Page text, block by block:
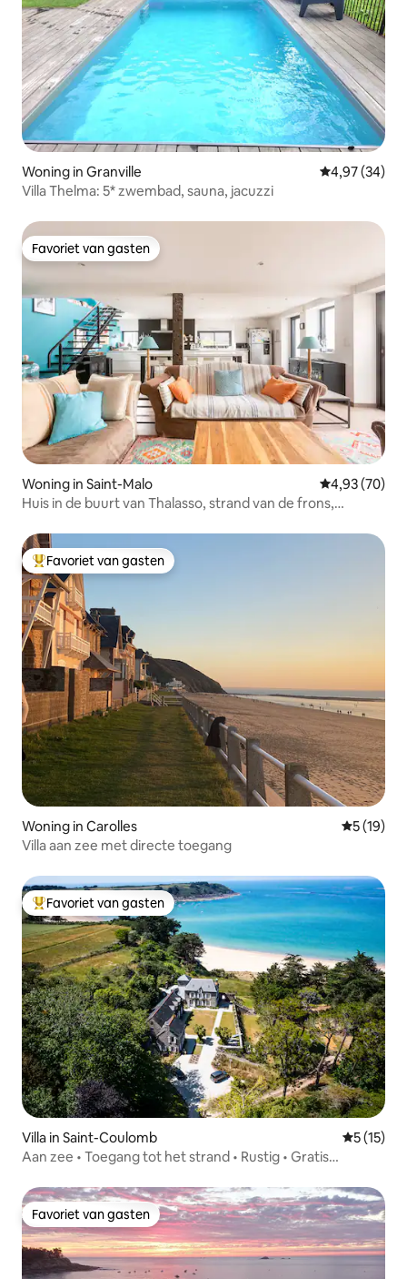
Woning in Granville Gemiddelde
4,97 (34)
Villa Thelma: 5* zwembad, sauna, jacuzzi
Favoriet van gasten
Favoriet van gasten
Woning in Saint-Malo Gemiddelde
4,93 (70)
Huis in de buurt van Thalasso, strand van de frons,
Topfavoriet van gasten
Favoriet van gasten
Woning in Carolles
5 (19)
Villa aan zee met directe toegang
Topfavoriet van gasten
Favoriet van gasten
Villa in Saint-Coulomb
5 (15)
Aan zee • Toegang tot het strand • Rustig • Gratis
Favoriet van gasten
Favoriet van gasten